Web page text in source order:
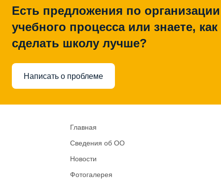
Есть предложения по организации
учебного процесса или знаете, как
сделать школу лучше?
Написать о проблеме
Главная
Сведения об ОО
Новости
Фотогалерея